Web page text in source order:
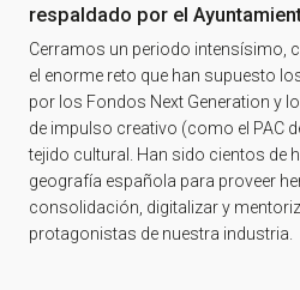
respaldado por el
Cerramos un periodo intensísimo,
el enorme reto que han supuesto
por los Fondos Next Generation y
de impulso creativo (como el PAC
tejido cultural. Han sido cientos de
geografía española para proveer
consolidación, digitalizar y
protagonistas de nuestra industria.